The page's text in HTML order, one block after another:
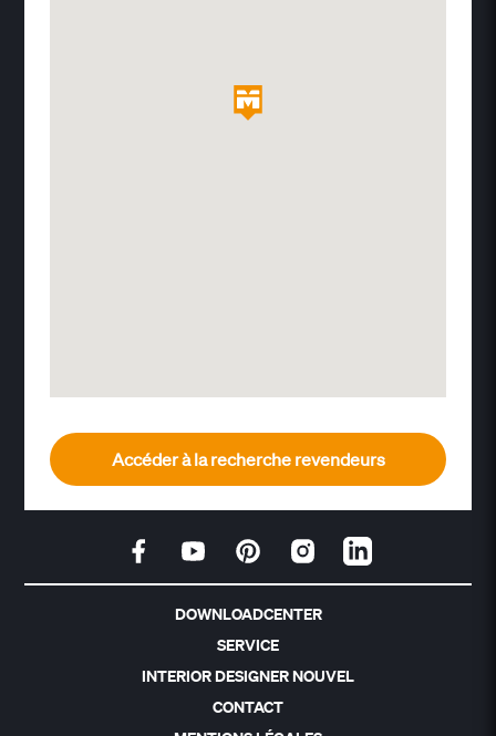
Accéder à la recherche revendeurs
DOWNLOADCENTER
SERVICE
INTERIOR DESIGNER NOUVEL
CONTACT